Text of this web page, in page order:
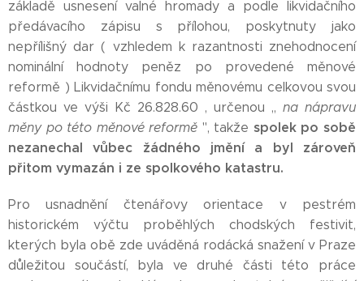
základě usnesení valné hromady a podle likvidačního
předávacího zápisu s přílohou, poskytnuty jako
nepřílišný dar ( vzhledem k razantnosti znehodnocení
nominální hodnoty peněz po provedené měnové
reformě ) Likvidačnímu fondu měnovému celkovou svou
částkou ve výši Kč 26.828.60 , určenou ,, na nápravu
měny po této měnové reformě '', takže spolek po sobě
nezanechal vůbec žádného jmění a byl zároveň
přitom vymazán i ze spolkového katastru.
Pro usnadnění čtenářovy orientace v pestrém
historickém výčtu proběhlých chodských festivit,
kterých byla obě zde uváděná rodácká snažení v Praze
důležitou součástí, byla ve druhé části této práce